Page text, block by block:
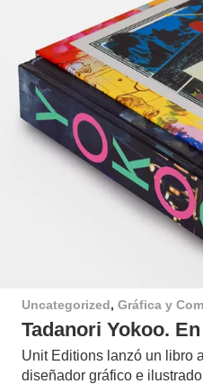
Uncategorized, Gráfica y
Tadanori Yokoo.
Unit Editions lanzó un libro
diseñador gráfico e